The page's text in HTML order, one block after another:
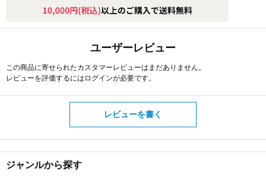
ユーザーレビュー
この商品に寄せられたカスタマーレビューはまだありません。
レビューを評価するには ログインが必要です。
レビューを書く
ジャンルから探す